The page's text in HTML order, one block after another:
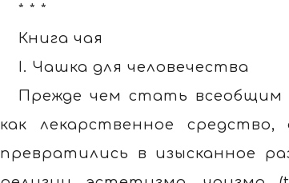
* * *
Книга чая
I. Чашка для человечества
Прежде чем стать всеобщим
как лекарственное
превратились в изысканное